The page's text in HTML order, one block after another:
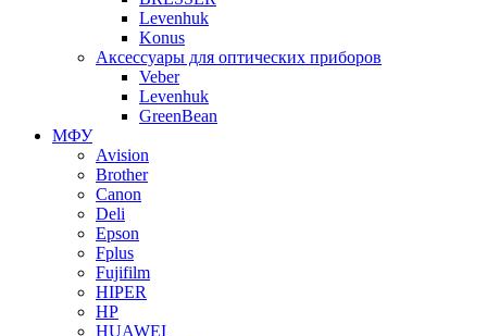
Levenhuk
Konus
Аксессуары для оптических приборов
Veber
Levenhuk
GreenBean
МФУ
Avision
Brother
Canon
Deli
Epson
Fplus
Fujifilm
HIPER
HP
HUAWEI